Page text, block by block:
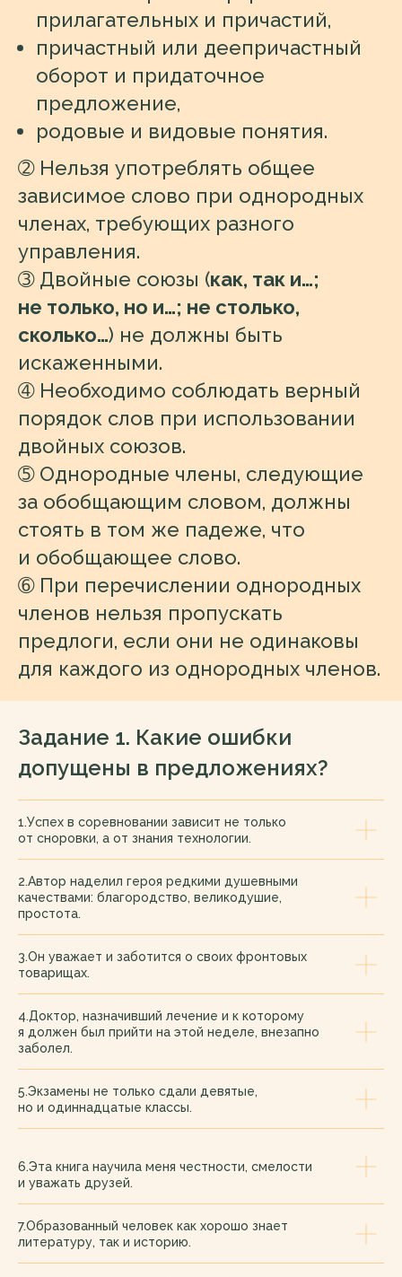
прилагательных и причастий,
причастный или деепричастный
оборот и придаточное
предложение,
родовые и видовые понятия.
➁Нельзя употреблять общее
зависимое слово при однородных
членах, требующих разного
управления.
➂ Двойные союзы (как, так и…;
не только, но и…; не столько,
сколько…) не должны быть
искаженными.
➃ Необходимо соблюдать верный
порядок слов при использовании
двойных союзов.
➄ Однородные члены, следующие
за обобщающим словом, должны
стоять в том же падеже, что
и обобщающее слово.
➅ При перечислении однородных
членов нельзя пропускать
предлоги, если они не одинаковы
для каждого из однородных членов.
Задание 1. Какие ошибки
допущены в предложениях?
1.Успех в соревновании зависит не только
от сноровки, а от знания технологии.
2.Автор наделил героя редкими душевными
качествами: благородство, великодушие,
простота.
3.Он уважает и заботится о своих фронтовых
товарищах.
4.Доктор, назначивший лечение и к которому
я должен был прийти на этой неделе, внезапно
заболел.
5.Экзамены не только сдали девятые,
но и одиннадцатые классы.
6.Эта книга научила меня честности, смелости
и уважать друзей.
7.Образованный человек как хорошо знает
литературу, так и историю.